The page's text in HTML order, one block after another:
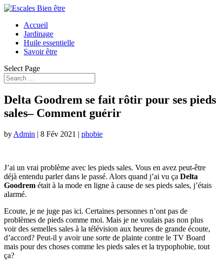
Accueil
Jardinage
Huile essentielle
Savoir être
Select Page
Delta Goodrem se fait rôtir pour ses pieds
sales– Comment guérir
by Admin | 8 Fév 2021 | phobie
J’ai un vrai problème avec les pieds sales. Vous en avez peut-être
déjà entendu parler dans le passé. Alors quand j’ai vu ça Delta
Goodrem était à la mode en ligne à cause de ses pieds sales, j’étais
alarmé.
Ecoute, je ne juge pas ici. Certaines personnes n’ont pas de
problèmes de pieds comme moi. Mais je ne voulais pas non plus
voir des semelles sales à la télévision aux heures de grande écoute,
d’accord? Peut-il y avoir une sorte de plainte contre le TV Board
mais pour des choses comme les pieds sales et la trypophobie, tout
ça?